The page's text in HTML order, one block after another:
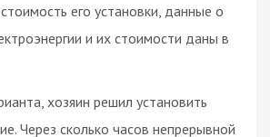
его установки, данные о
и их стоимости даны в
хозяин решил установить
Через сколько часов непрерывной